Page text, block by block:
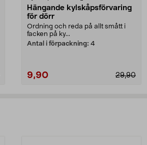
Hängande kylskåpsförvaring
för dörr
Ordning och reda på allt smått i
facken på ky...
Antal i förpackning: 4
9,90 29,90